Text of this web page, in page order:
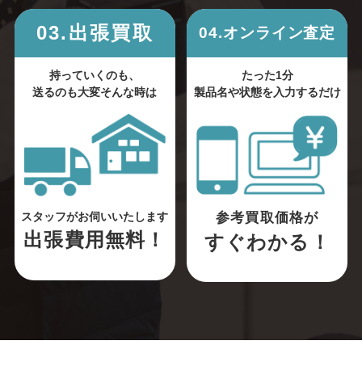
03.出張買取
持っていくのも、
送るのも大変そんな時は
スタッフがお伺いいたします
出張費用無料！
04.オンライン査定
たった1分
製品名や状態を入力するだけ
参考買取価格が
すぐわかる！